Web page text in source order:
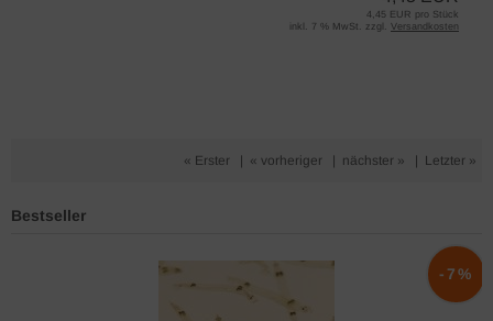
4,45 EUR pro Stück
inkl. 7 % MwSt. zzgl. Versandkosten
« Erster « vorheriger nächster » Letzter »
Bestseller
-7%